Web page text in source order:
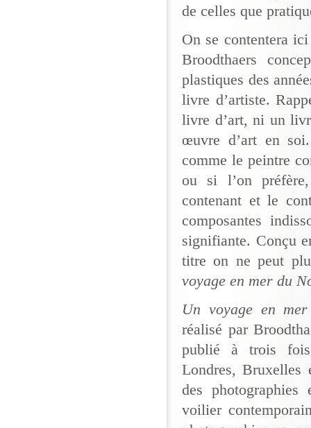
de celles que
On se contentera
Broodthaers
plastiques des
livre d’artiste.
livre d’art, ni un
œuvre d’art en
comme le peintre
ou si l’on
contenant et le
composantes
signifiante. Conçu
titre on ne peut
voyage en mer du
Un voyage en
réalisé par
publié à trois
Londres, Bruxelles
des
voilier